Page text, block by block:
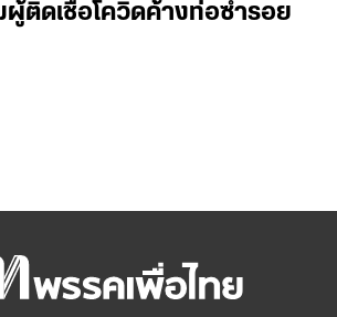
ติดเชื้อโควิดค้างท่อซ้ำรอย